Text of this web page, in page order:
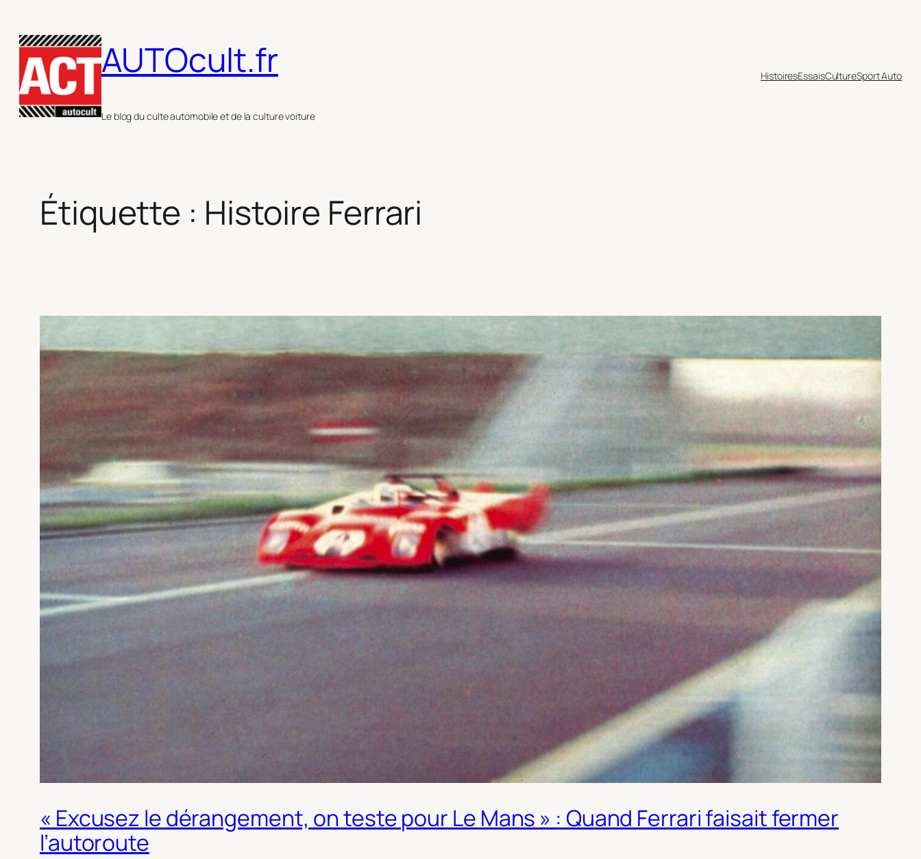
au
contenu
AUTOcult.fr
Le blog du culte automobile et de la culture voiture
HistoiresEssaisCultureSport Auto
Étiquette : Histoire Ferrari
« Excusez le dérangement, on teste pour Le Mans » : Quand Ferrari faisait fermer
l’autoroute